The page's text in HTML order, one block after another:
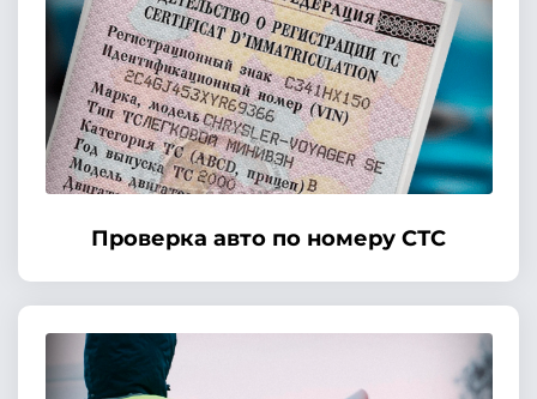
Проверка авто по номеру СТС